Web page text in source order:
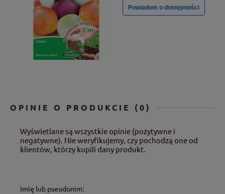
Powiadom o dostępności
OPINIE O PRODUKCIE (0)
Wyświetlane są wszystkie opinie (pozytywne i
negatywne). Nie weryfikujemy, czy pochodzą one od
klientów, którzy kupili dany produkt.
Imię lub pseudonim: